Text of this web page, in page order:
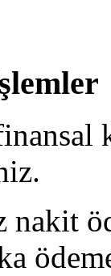
nakit